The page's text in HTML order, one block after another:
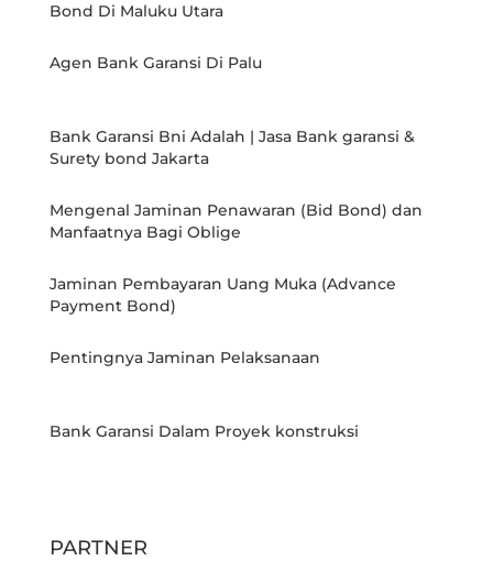
Bond Di Maluku Utara
Agen Bank Garansi Di Palu
Bank Garansi Bni Adalah | Jasa Bank garansi &
Surety bond Jakarta
Mengenal Jaminan Penawaran (Bid Bond) dan
Manfaatnya Bagi Oblige
Jaminan Pembayaran Uang Muka (Advance
Payment Bond)
Pentingnya Jaminan Pelaksanaan
Bank Garansi Dalam Proyek konstruksi
PARTNER